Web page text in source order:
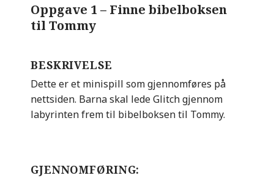
Oppgave 1 – Finne bibelboksen
til Tommy
BESKRIVELSE
Dette er et minispill som gjennomføres på
nettsiden. Barna skal lede Glitch gjennom
labyrinten frem til bibelboksen til Tommy.
GJENNOMFØRING: